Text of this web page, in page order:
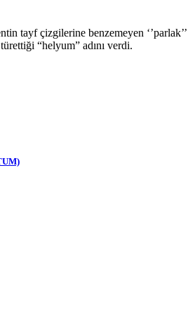
tayf çizgilerine benzemeyen ‘’parlak’’
“helyum” adını verdi.